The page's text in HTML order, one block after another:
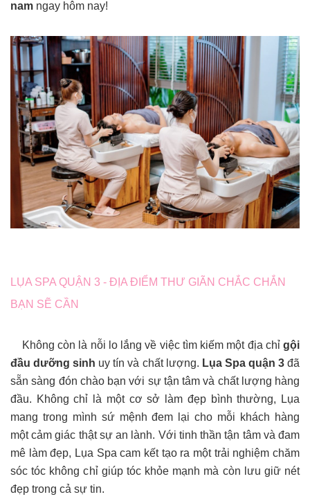
nam ngay hôm nay!
LỤA SPA QUẬN 3 - ĐỊA ĐIỂM THƯ GIÃN CHẮC CHẮN
BẠN SẼ CẦN
Không còn là nỗi lo lắng về việc tìm kiếm một địa chỉ gội
đầu dưỡng sinh uy tín và chất lượng. Lụa Spa quận 3đã
sẵn sàng đón chào bạn với sự tận tâm và chất lượng hàng
đầu. Không chỉ là một cơ sở làm đẹp bình thường, Lụa
mang trong mình sứ mệnh đem lại cho mỗi khách hàng
một cảm giác thật sự an lành. Với tinh thần tận tâm và đam
mê làm đẹp, Lụa Spa cam kết tạo ra một trải nghiệm chăm
sóc tóc không chỉ giúp tóc khỏe mạnh mà còn lưu giữ nét
đẹp trong cả sự tin.